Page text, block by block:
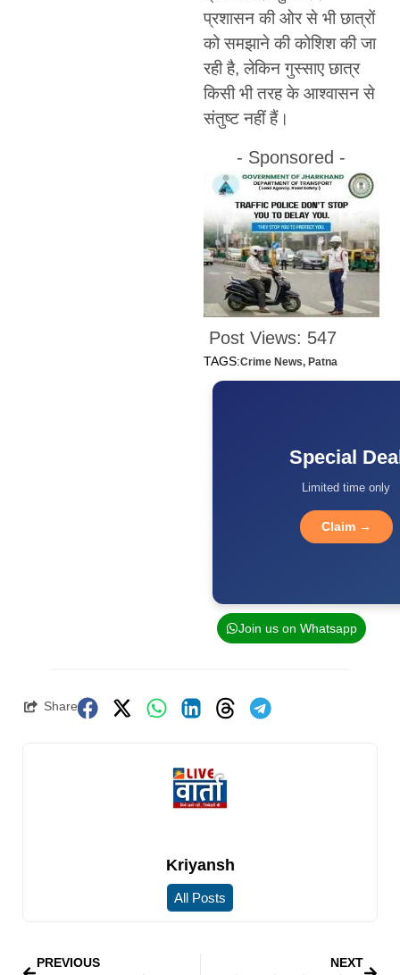
प्रशासन की ओर से भी छात्रों
को समझाने की कोशिश की जा
रही है, लेकिन गुस्साए छात्र
किसी भी तरह के आश्वासन से
संतुष्ट नहीं हैं।
- Sponsored -
Post Views: 547
TAGS:Crime News, Patna
Special
Limited time only
Claim →
Join us on Whatsapp
Share
Kriyansh
All Posts
PREVIOUS NEXT